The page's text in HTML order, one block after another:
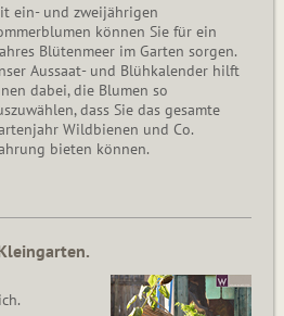
ein- und zweijährigen
können Sie für ein
Blütenmeer im Garten sorgen.
Aussaat- und Blühkalender hilft
dabei, die Blumen so
dass Sie das gesamte
Wildbienen und Co.
bieten können.